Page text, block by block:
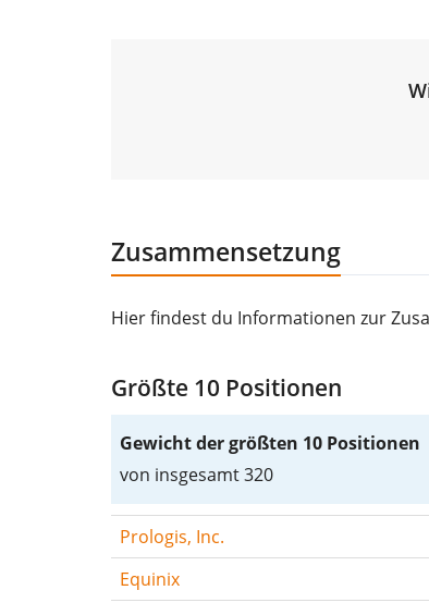
Zusammensetzung
Hier findest du Informationen zur
Größte 10 Positionen
Gewicht der größten 10 Positionen
von insgesamt 320
Prologis, Inc.
Equinix